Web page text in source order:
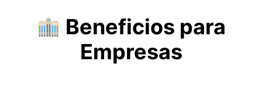
Beneficios para
Empresas